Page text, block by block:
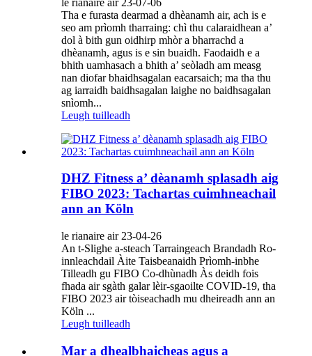
Tha e furasta dearmad a dhèanamh air, ach is e
seo am prìomh tharraing: chì thu calaraidhean a’
dol à bith gun oidhirp mhòr a bharrachd a
dhèanamh, agus is e sin buaidh. Faodaidh e a
bhith uamhasach a bhith a’ seòladh am measg
nan diofar bhaidhsagalan eacarsaich; ma tha thu
ag iarraidh baidhsagalan laighe no baidhsagalan
snìomh...
Leugh tuilleadh
DHZ Fitness a’ dèanamh splasadh aig
FIBO 2023: Tachartas cuimhneachail
ann an Köln
le rianaire air 23-04-26
An t-Slighe a-steach Tarraingeach Brandadh Ro-
innleachdail Àite Taisbeanaidh Prìomh-inbhe
Tilleadh gu FIBO Co-dhùnadh Às deidh fois
fhada air sgàth galar lèir-sgaoilte COVID-19, tha
FIBO 2023 air tòiseachadh mu dheireadh ann an
Köln ...
Leugh tuilleadh
Mar a dhealbhaicheas agus a